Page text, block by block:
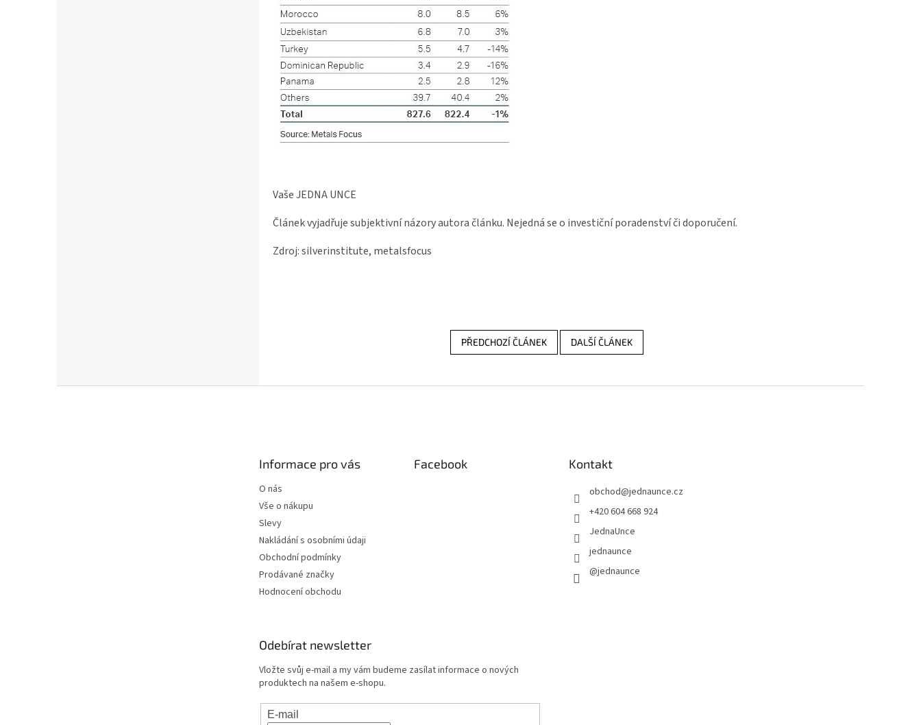
Vaše JEDNA UNCE
Článek vyjadřuje subjektivní názory autora článku. Nejedná se o investiční poradenství či doporučení.
Zdroj: silverinstitute, metalsfocus
PŘEDCHOZÍ ČLÁNEK DALŠÍ ČLÁNEK
Informace pro vás
O nás
Vše o nákupu
Slevy
Nakládání s osobními údaji
Obchodní podmínky
Prodávané značky
Hodnocení obchodu
Facebook Kontakt
obchod@jednaunce.cz
+420 604 668 924
JednaUnce
jednaunce
@jednaunce
Odebírat newsletter
Vložte svůj e-mail a my vám budeme zasílat informace o nových
produktech na našem e-shopu.
E-mail